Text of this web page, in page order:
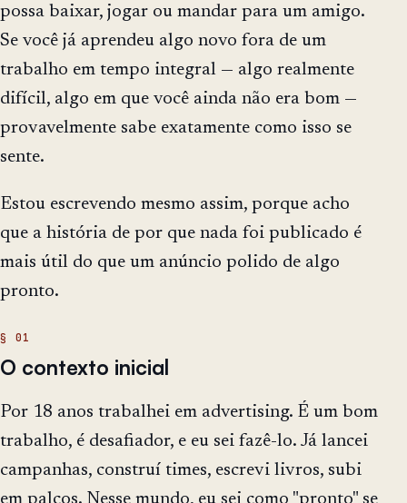
possa baixar, jogar ou mandar para um amigo.
Se você já aprendeu algo novo fora de um
trabalho em tempo integral — algo realmente
difícil, algo em que você ainda não era bom —
provavelmente sabe exatamente como isso se
sente.
Estou escrevendo mesmo assim, porque acho
que a história de por que nada foi publicado é
mais útil do que um anúncio polido de algo
pronto.
O contexto inicial
Por 18 anos trabalhei em advertising. É um bom
trabalho, é desafiador, e eu sei fazê-lo. Já lancei
campanhas, construí times, escrevi livros, subi